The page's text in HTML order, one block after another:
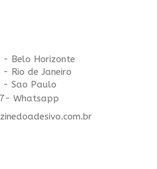
- Belo Horizonte
Rio de Janeiro
- Sao Paulo
Whatsapp